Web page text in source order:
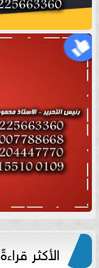
الأكثر قراءةً